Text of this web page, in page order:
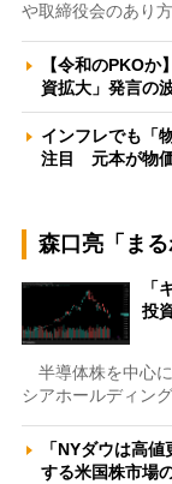
や取締役会のあり
【令和のPKO
資拡大」発言
インフレでも「
注目 元本が物
森口亮「まる
「
投
半導体株を中心
シアホールディン
「NYダウは高
する米国株市